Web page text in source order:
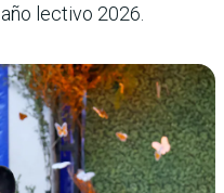
lectivo 2026.